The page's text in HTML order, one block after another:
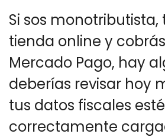
Si sos monotributista,
tienda online y
Mercado Pago, hay
deberías revisar hoy
tus datos fiscales
correctamente